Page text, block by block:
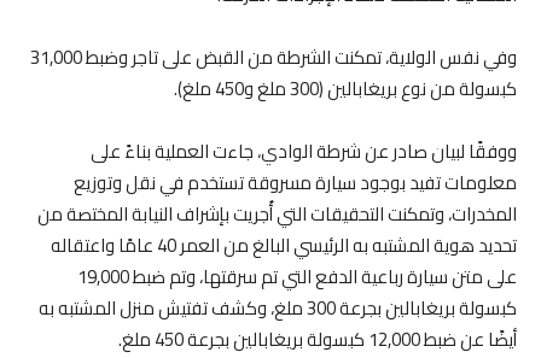
وفي نفس الولاية، تمكنت الشرطة من القبض على تاجر وضبط 31,000
كبسولة من نوع بريغابالين (300 ملغ و450 ملغ).
ووفقًا لبيان صادر عن شرطة الوادي، جاءت العملية بناءً على
معلومات تفيد بوجود سيارة مسروقة تستخدم في نقل وتوزيع
المخدرات، وتمكنت التحقيقات التي أُجريت بإشراف النيابة المختصة من
تحديد هوية المشتبه به الرئيسي البالغ من العمر 40 عامًا واعتقاله
على متن سيارة رباعية الدفع التي تم سرقتها، وتم ضبط 19,000
كبسولة بريغابالين بجرعة 300 ملغ، وكشف تفتيش منزل المشتبه به
أيضًا عن ضبط 12,000 كبسولة بريغابالين بجرعة 450 ملغ.